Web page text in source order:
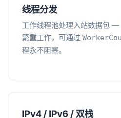
线程分发
工作线程池处理入站数据包
繁重工作，可通过
程永不阻塞。
IPv4 / IPv6 / 双栈